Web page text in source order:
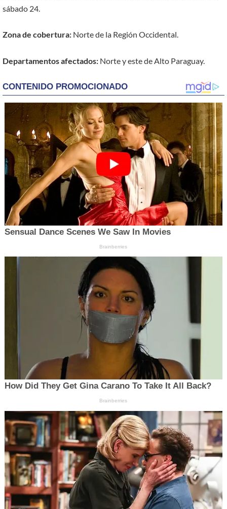
sábado 24.
Zona de cobertura: Norte de la Región Occidental.
Departamentos afectados: Norte y este de Alto Paraguay.